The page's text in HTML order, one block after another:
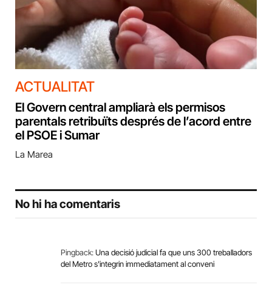
ACTUALITAT
El Govern central ampliarà els permisos
parentals retribuïts després de l’acord entre
el PSOE i Sumar
La Marea
No hi ha comentaris
Pingback:Una decisió judicial fa que uns 300 treballadors
del Metro s'integrin immediatament al conveni